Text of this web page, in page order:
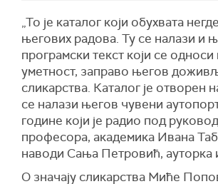
„То је каталог који обухвата
његових радова. Ту се налази и
програмски текст који се
уметност, заправо његов
сликарства. Каталог је отворен
се налази његов чувени
године који је радио под
професора, академика Ивана
наводи Сања Петровић, ауторка
О значају сликарства Миће